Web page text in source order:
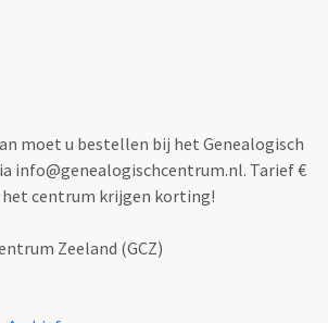
moet u bestellen bij het Genealogisch
info@genealogischcentrum.nl. Tarief €
het centrum krijgen korting!
Zeeland (GCZ)